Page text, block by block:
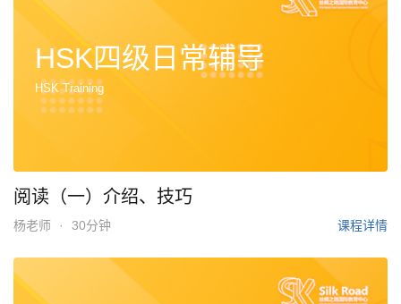
HSK四级日常辅导
HSK Training
阅读（一）介绍、技巧
杨老师 · 30分钟 课程详情